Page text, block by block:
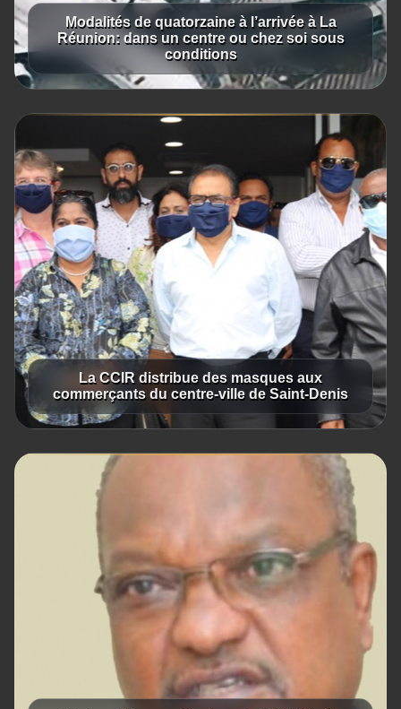
Modalités de quatorzaine à l’arrivée à La
Réunion: dans un centre ou chez soi sous
conditions
La CCIR distribue des masques aux
commerçants du centre-ville de Saint-Denis